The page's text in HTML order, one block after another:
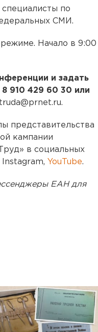
по
СМИ.
Начало в 9:00
и задать
910 429 60 30 или
представительства
кампании
в социальных
Instagram, YouTube.
ЕАН для